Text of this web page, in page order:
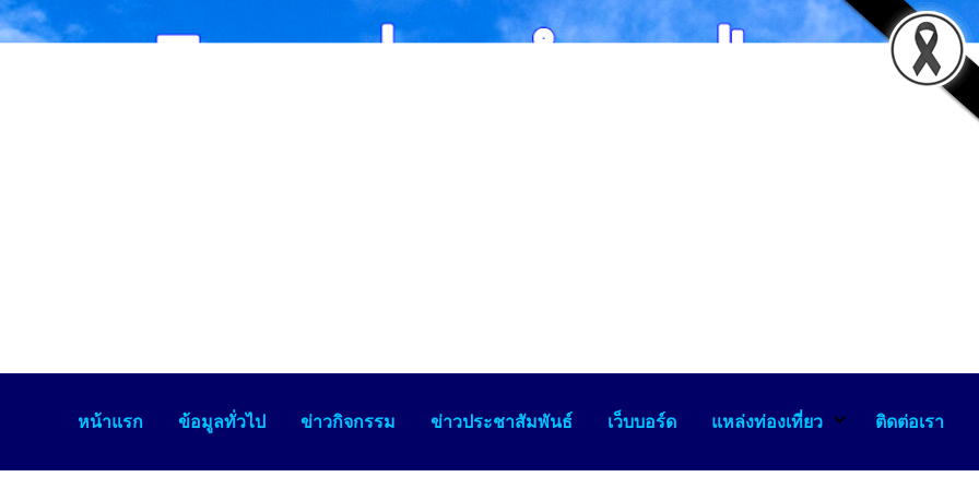
หน้าแรก ข้อมูลทั่วไป ข่าวกิจกรรม ข่าวประชาสัมพันธ์ เว็บบอร์ด แหล่งท่องเที่ยว ติดต่อเรา